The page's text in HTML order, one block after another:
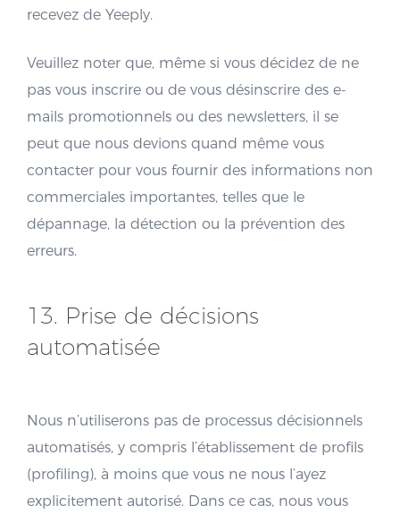
recevez de Yeeply.
Veuillez noter que, même si vous décidez de ne
pas vous inscrire ou de vous désinscrire des e-
mails promotionnels ou des newsletters, il se
peut que nous devions quand même vous
contacter pour vous fournir des informations non
commerciales importantes, telles que le
dépannage, la détection ou la prévention des
erreurs.
13. Prise de décisions
automatisée
Nous n’utiliserons pas de processus décisionnels
automatisés, y compris l’établissement de profils
(profiling), à moins que vous ne nous l’ayez
explicitement autorisé. Dans ce cas, nous vous